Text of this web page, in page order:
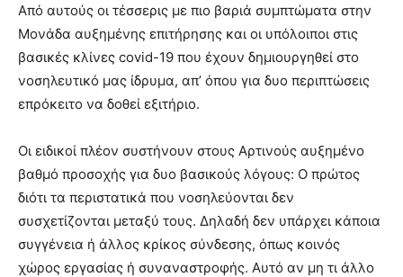
Από αυτούς οι τέσσερις με πιο βαριά συμπτώματα στην
Μονάδα αυξημένης επιτήρησης και οι υπόλοιποι στις
βασικές κλίνες covid-19 που έχουν δημιουργηθεί στο
νοσηλευτικό μας ίδρυμα, απ’ όπου για δυο περιπτώσεις
επρόκειτο να δοθεί εξιτήριο.
Οι ειδικοί πλέον συστήνουν στους Αρτινούς αυξημένο
βαθμό προσοχής για δυο βασικούς λόγους: Ο πρώτος
διότι τα περιστατικά που νοσηλεύονται δεν
συσχετίζονται μεταξύ τους. Δηλαδή δεν υπάρχει κάποια
συγγένεια ή άλλος κρίκος σύνδεσης, όπως κοινός
χώρος εργασίας ή συναναστροφής. Αυτό αν μη τι άλλο